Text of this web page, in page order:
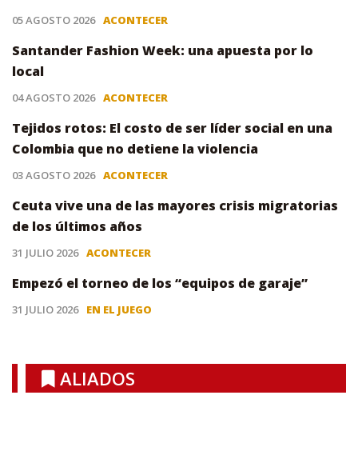
05 AGOSTO 2026 ACONTECER
Santander Fashion Week: una apuesta por lo
local
04 AGOSTO 2026 ACONTECER
Tejidos rotos: El costo de ser líder social en una
Colombia que no detiene la violencia
03 AGOSTO 2026 ACONTECER
Ceuta vive una de las mayores crisis migratorias
de los últimos años
31 JULIO 2026 ACONTECER
Empezó el torneo de los “equipos de garaje”
31 JULIO 2026 EN EL JUEGO
ALIADOS